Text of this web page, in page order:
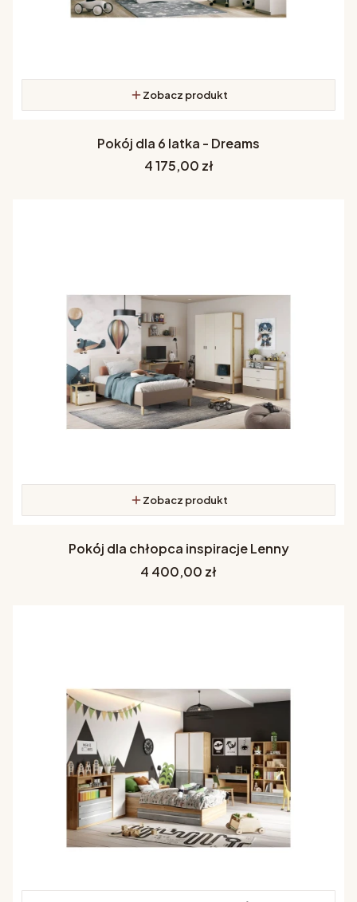
Zobacz produkt
Pokój dla 6 latka - Dreams
Cena
4 175,00 zł
Zobacz produkt
Pokój dla chłopca inspiracje Lenny
Cena
4 400,00 zł